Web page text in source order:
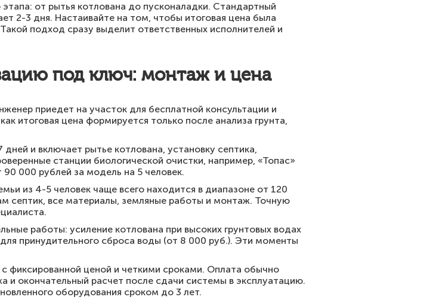
от рытья котлована до пусконаладки. Стандартный
2-3 дня. Настаивайте на том, чтобы итоговая цена была
подход сразу выделит ответственных исполнителей и
под ключ: монтаж и цена
приедет на участок для бесплатной консультации и
итоговая цена формируется только после анализа грунта,
и включает рытье котлована, установку септика,
станции биологической очистки, например, «Топас»
000 рублей за модель на 5 человек.
из 4-5 человек чаще всего находится в диапазоне от 120
септик, все материалы, земляные работы и монтаж. Точную
работы: усиление котлована при высоких грунтовых водах
принудительного сброса воды (от 8 000 руб.). Эти моменты
фиксированной ценой и четкими сроками. Оплата обычно
и окончательный расчет после сдачи системы в эксплуатацию.
оборудования сроком до 3 лет.